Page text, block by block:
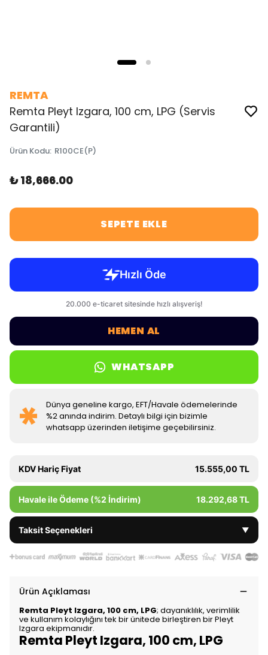
REMTA
Remta Pleyt Izgara, 100 cm, LPG (Servis
Garantili)
Ürün Kodu: R100CE(P)
₺ 18,666.00
SEPETE EKLE
HEMEN AL
WHATSAPP
Dünya geneline kargo, EFT/Havale ödemelerinde
%2 anında indirim. Detaylı bilgi için bizimle
whatsapp üzerinden iletişime geçebilirsiniz.
KDV Hariç Fiyat 15.555,00 TL
Havale ile Ödeme (%2 İndirim) 18.292,68 TL
Taksit Seçenekleri ▼
Ürün Açıklaması
Remta Pleyt Izgara, 100 cm, LPG; dayanıklılık, verimlilik
ve kullanım kolaylığını tek bir ünitede birleştiren bir Pleyt
Izgara ekipmanıdır.
Remta Pleyt Izgara, 100 cm, LPG